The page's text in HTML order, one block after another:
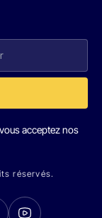
acceptez nos
réservés.